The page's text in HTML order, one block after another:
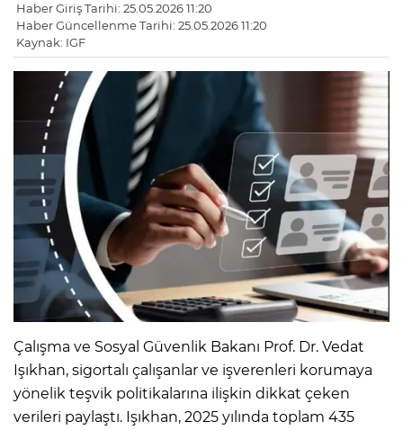
Haber Giriş Tarihi: 25.05.2026 11:20
Haber Güncellenme Tarihi: 25.05.2026 11:20
Kaynak: IGF
Çalışma ve Sosyal Güvenlik Bakanı Prof. Dr. Vedat
Işıkhan, sigortalı çalışanlar ve işverenleri korumaya
yönelik teşvik politikalarına ilişkin dikkat çeken
verileri paylaştı. Işıkhan, 2025 yılında toplam 435